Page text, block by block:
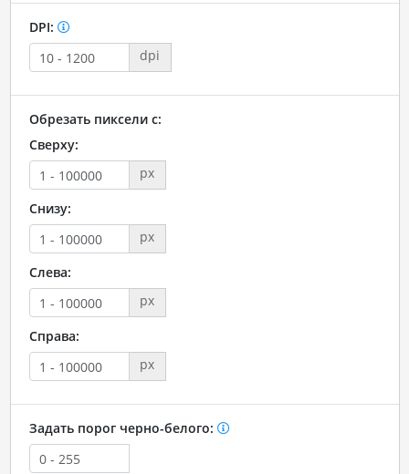
DPI:
dpi
Обрезать пиксели с:
Сверху:
px
Снизу:
px
Слева:
px
Справа:
px
Задать порог черно-белого: